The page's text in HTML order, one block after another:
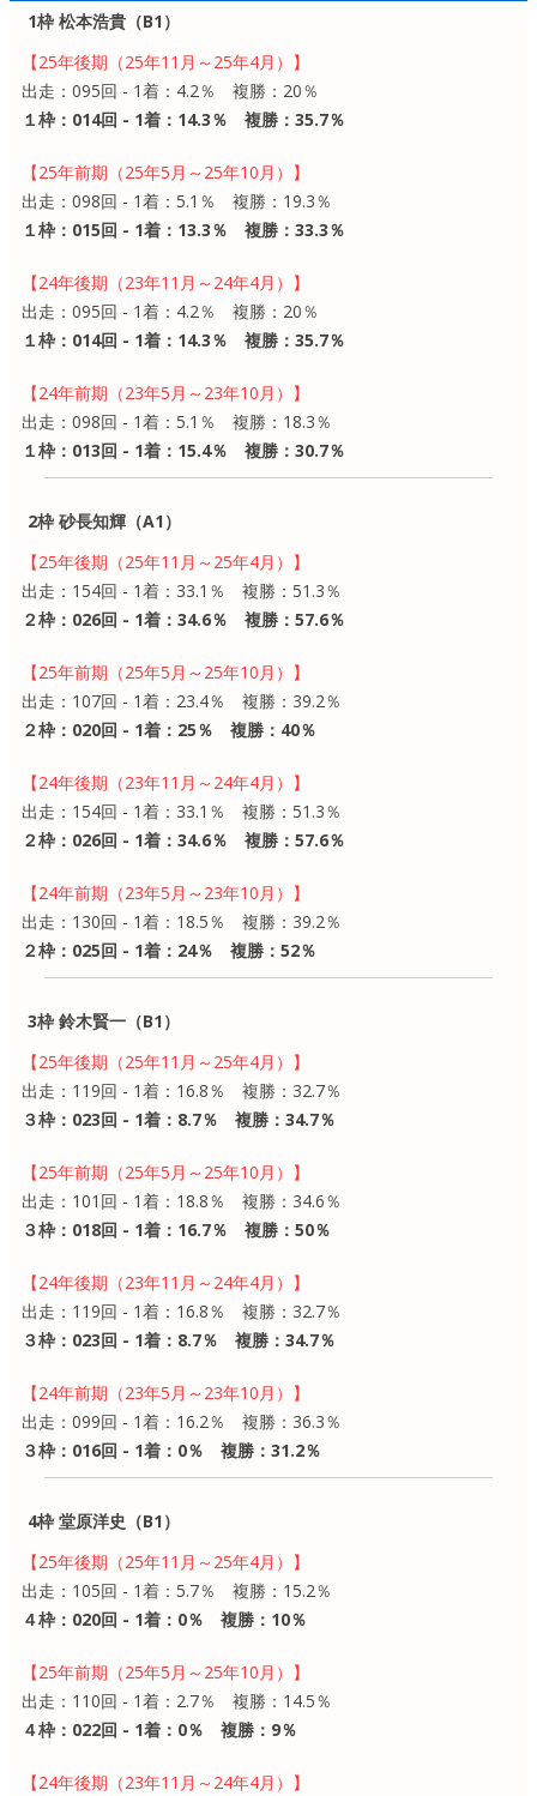
1枠 松本浩貴（B1）
【25年後期（25年11月～25年4月）】
出走：095回 - 1着：4.2％ 複勝：20％
１枠：014回 - 1着：14.3％ 複勝：35.7％
【25年前期（25年5月～25年10月）】
出走：098回 - 1着：5.1％ 複勝：19.3％
１枠：015回 - 1着：13.3％ 複勝：33.3％
【24年後期（23年11月～24年4月）】
出走：095回 - 1着：4.2％ 複勝：20％
１枠：014回 - 1着：14.3％ 複勝：35.7％
【24年前期（23年5月～23年10月）】
出走：098回 - 1着：5.1％ 複勝：18.3％
１枠：013回 - 1着：15.4％ 複勝：30.7％
2枠 砂長知輝（A1）
【25年後期（25年11月～25年4月）】
出走：154回 - 1着：33.1％ 複勝：51.3％
２枠：026回 - 1着：34.6％ 複勝：57.6％
【25年前期（25年5月～25年10月）】
出走：107回 - 1着：23.4％ 複勝：39.2％
２枠：020回 - 1着：25％ 複勝：40％
【24年後期（23年11月～24年4月）】
出走：154回 - 1着：33.1％ 複勝：51.3％
２枠：026回 - 1着：34.6％ 複勝：57.6％
【24年前期（23年5月～23年10月）】
出走：130回 - 1着：18.5％ 複勝：39.2％
２枠：025回 - 1着：24％ 複勝：52％
3枠 鈴木賢一（B1）
【25年後期（25年11月～25年4月）】
出走：119回 - 1着：16.8％ 複勝：32.7％
３枠：023回 - 1着：8.7％ 複勝：34.7％
【25年前期（25年5月～25年10月）】
出走：101回 - 1着：18.8％ 複勝：34.6％
３枠：018回 - 1着：16.7％ 複勝：50％
【24年後期（23年11月～24年4月）】
出走：119回 - 1着：16.8％ 複勝：32.7％
３枠：023回 - 1着：8.7％ 複勝：34.7％
【24年前期（23年5月～23年10月）】
出走：099回 - 1着：16.2％ 複勝：36.3％
３枠：016回 - 1着：0％ 複勝：31.2％
4枠 堂原洋史（B1）
【25年後期（25年11月～25年4月）】
出走：105回 - 1着：5.7％ 複勝：15.2％
４枠：020回 - 1着：0％ 複勝：10％
【25年前期（25年5月～25年10月）】
出走：110回 - 1着：2.7％ 複勝：14.5％
４枠：022回 - 1着：0％ 複勝：9％
【24年後期（23年11月～24年4月）】